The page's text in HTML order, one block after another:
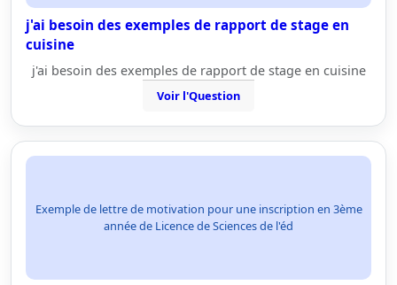
j'ai besoin des exemples de rapport de stage en
cuisine
j'ai besoin des exemples de rapport de stage en cuisine
Voir l'Question
Exemple de lettre de motivation pour une inscription en 3ème
année de Licence de Sciences de l'éd